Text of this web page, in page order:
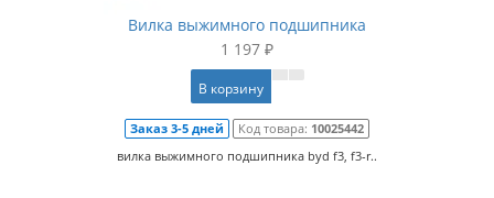
Вилка выжимного подшипника
1 197 ₽
В корзину
Заказ 3-5 дней Код товара: 10025442
вилка выжимного подшипника byd f3, f3-r..